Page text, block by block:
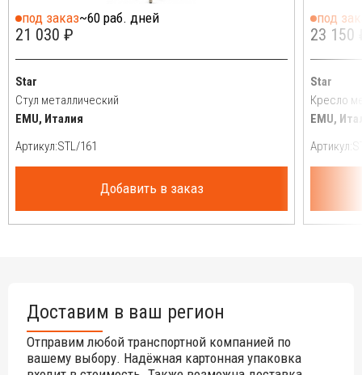
под заказ~60 раб. дней
21 030 ₽
Star
Стул металлический
EMU, Италия
Артикул:
Добавить в заказ
под
23 150
Star
Кресло
EMU,
Артикул:
Доставим в ваш регион
Отправим любой транспортной компанией по
вашему выбору. Надёжная картонная упаковка